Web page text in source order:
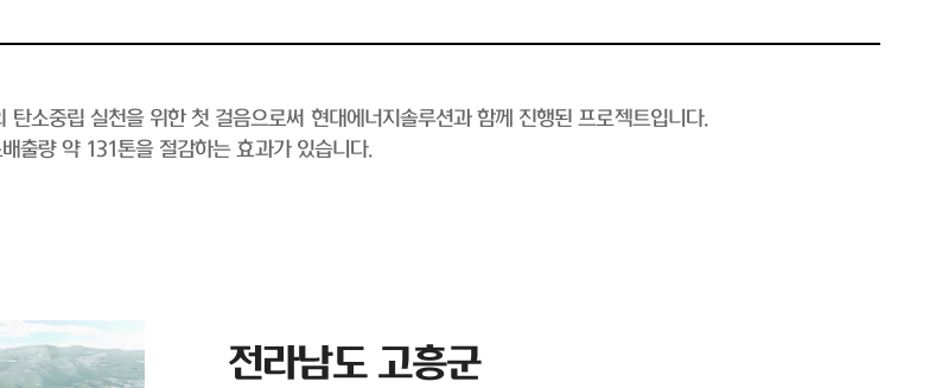
소중립 실천을 위한 첫 걸음으로써 현대에너지솔루션과 함께 진행된 프로젝트입니다.
출량 약 131톤을 절감하는 효과가 있습니다.
전라남도 고흥군